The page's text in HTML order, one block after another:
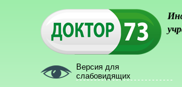
Версия для
слабовидящих